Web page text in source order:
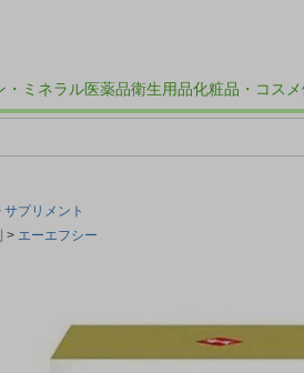
・ミネラル医薬品衛生用品化粧品・コスメ
サプリメント
エーエフシー